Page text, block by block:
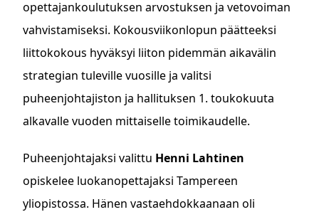
opettajankoulutuksen arvostuksen ja vetovoiman
vahvistamiseksi. Kokousviikonlopun päätteeksi
liittokokous hyväksyi liiton pidemmän aikavälin
strategian tuleville vuosille ja valitsi
puheenjohtajiston ja hallituksen 1. toukokuuta
alkavalle vuoden mittaiselle toimikaudelle.
Puheenjohtajaksi valittu Henni Lahtinen
opiskelee luokanopettajaksi Tampereen
yliopistossa. Hänen vastaehdokkaanaan oli